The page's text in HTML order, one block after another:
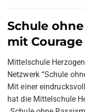
Schule
mit Courage
Mittelschule
Netzwerk “Schule
Mit einer
hat die Mittelschule